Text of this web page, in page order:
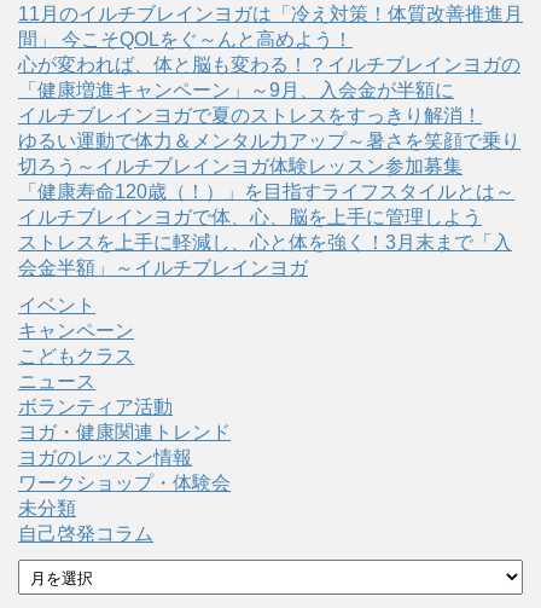
11月のイルチブレインヨガは「冷え対策！体質改善推進月
間」 今こそQOLをぐ～んと高めよう！
心が変われば、体と脳も変わる！？イルチブレインヨガの
「健康増進キャンペーン」～9月、入会金が半額に
イルチブレインヨガで夏のストレスをすっきり解消！
ゆるい運動で体力＆メンタル力アップ～暑さを笑顔で乗り
切ろう～イルチブレインヨガ体験レッスン参加募集
「健康寿命120歳（！）」を目指すライフスタイルとは～
イルチブレインヨガで体、心、脳を上手に管理しよう
ストレスを上手に軽減し、心と体を強く！3月末まで「入
会金半額」～イルチブレインヨガ
イベント
キャンペーン
こどもクラス
ニュース
ボランティア活動
ヨガ・健康関連トレンド
ヨガのレッスン情報
ワークショップ・体験会
未分類
自己啓発コラム
ア
ー